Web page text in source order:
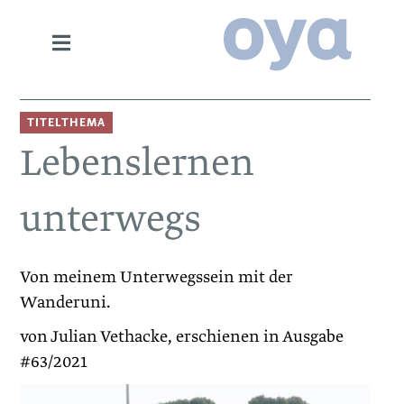
TITELTHEMA
Lebenslernen
unterwegs
Von meinem Unterwegssein mit der
Wanderuni.
von Julian Vethacke, erschienen in Ausgabe
#63/2021